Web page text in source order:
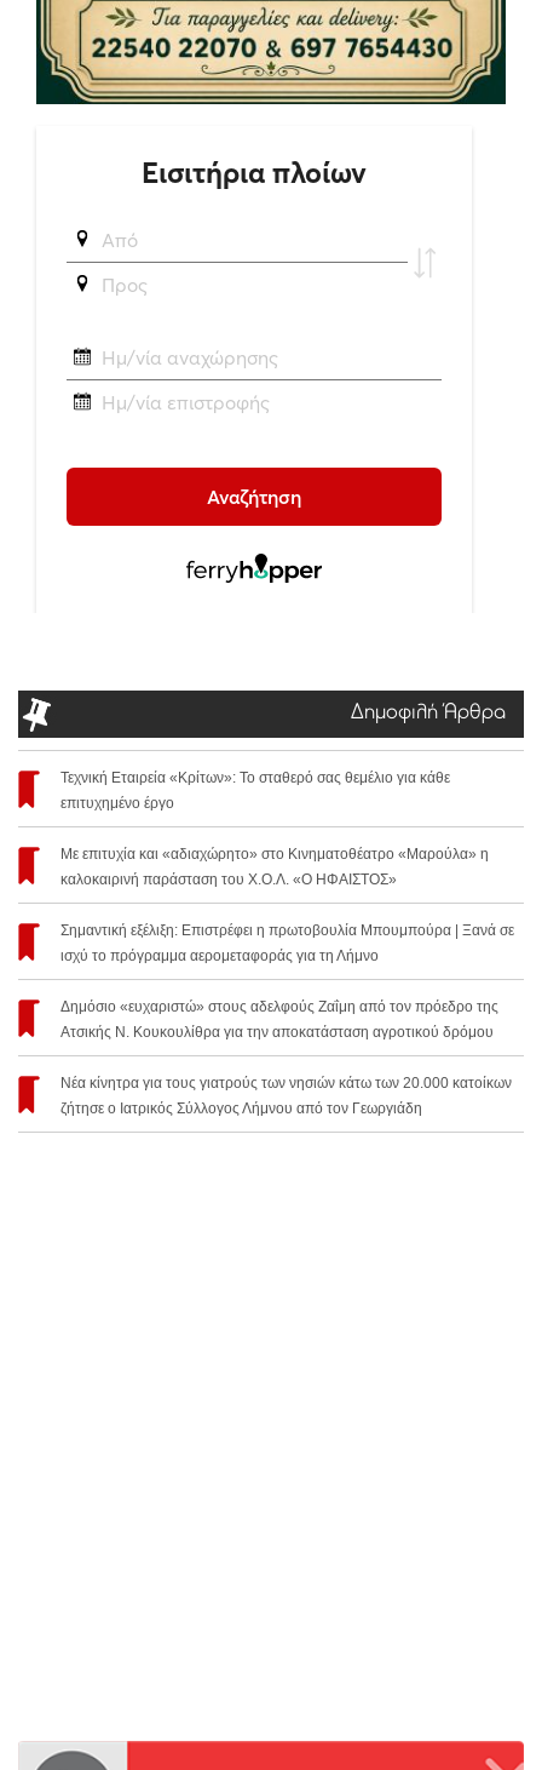
Δημοφιλή Άρθρα
Τεχνική Εταιρεία «Κρίτων»: Το σταθερό σας θεμέλιο για κάθε
επιτυχημένο έργο
Με επιτυχία και «αδιαχώρητο» στο Κινηματοθέατρο «Μαρούλα» η
καλοκαιρινή παράσταση του Χ.Ο.Λ. «Ο ΗΦΑΙΣΤΟΣ»
Σημαντική εξέλιξη: Επιστρέφει η πρωτοβουλία Μπουμπούρα | Ξανά σε
ισχύ το πρόγραμμα αερομεταφοράς για τη Λήμνο
Δημόσιο «ευχαριστώ» στους αδελφούς Ζαΐμη από τον πρόεδρο της
Ατσικής Ν. Κουκουλίθρα για την αποκατάσταση αγροτικού δρόμου
Νέα κίνητρα για τους γιατρούς των νησιών κάτω των 20.000 κατοίκων
ζήτησε ο Ιατρικός Σύλλογος Λήμνου από τον Γεωργιάδη